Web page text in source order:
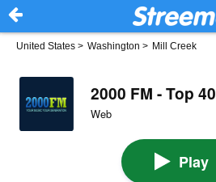
United States > Washington > Mill Creek
2000 FM - Top 40
Web
Play